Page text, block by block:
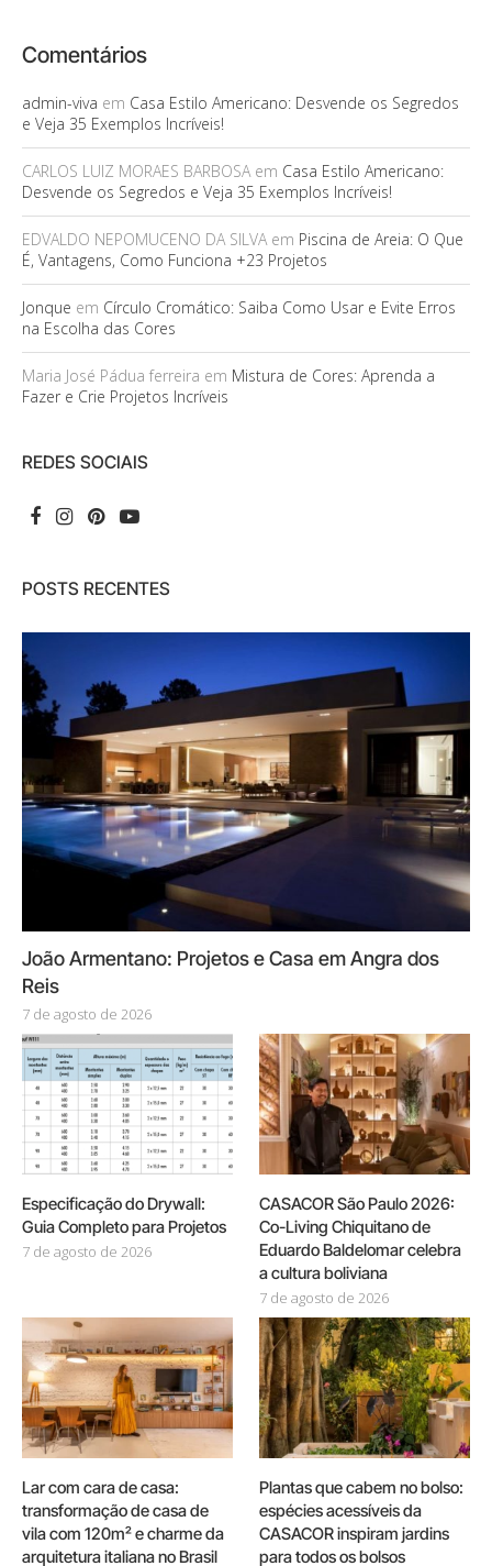
Comentários
admin-viva em Casa Estilo Americano: Desvende os Segredos
e Veja 35 Exemplos Incríveis!
CARLOS LUIZ MORAES BARBOSAem Casa Estilo Americano:
Desvende os Segredos e Veja 35 Exemplos Incríveis!
EDVALDO NEPOMUCENO DA SILVAem Piscina de Areia: O Que
É, Vantagens, Como Funciona +23 Projetos
Jonque em Círculo Cromático: Saiba Como Usar e Evite Erros
na Escolha das Cores
Maria José Pádua ferreira em Mistura de Cores: Aprenda a
Fazer e Crie Projetos Incríveis
REDES SOCIAIS
POSTS RECENTES
João Armentano: Projetos e Casa em Angra dos
Reis
7 de agosto de 2026
Especificação do Drywall:
Guia Completo para Projetos
7 de agosto de 2026
CASACOR São Paulo 2026:
Co-Living Chiquitano de
Eduardo Baldelomar celebra
a cultura boliviana
7 de agosto de 2026
Lar com cara de casa:
transformação de casa de
vila com 120m² e charme da
arquitetura italiana no Brasil
Plantas que cabem no bolso:
espécies acessíveis da
CASACOR inspiram jardins
para todos os bolsos